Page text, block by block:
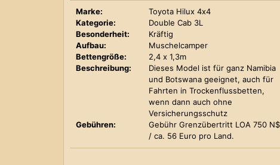
Marke:
Toyota Hilux 4x4
Kategorie:
Double Cab 3L
Besonderheit:
Kräftig
Aufbau:
Muschelcamper
Bettengröße:
2,4 x 1,3m
Beschreibung:
Dieses Model ist für ganz Namibia
und Botswana geeignet, auch für
Fahrten in Trockenflussbetten,
wenn dann auch ohne
Versicherungsschutz
Gebühren:
Gebühr Grenzübertritt LOA 750 N$
/ ca. 56 Euro pro Land.